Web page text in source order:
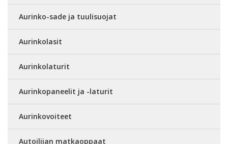
Aurinko-sade ja tuulisuojat
Aurinkolasit
Aurinkolaturit
Aurinkopaneelit ja -laturit
Aurinkovoiteet
Autoilijan matkaoppaat